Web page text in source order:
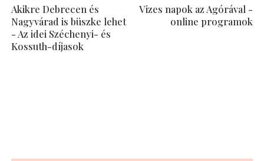
Akikre Debrecen és
Nagyvárad is büszke lehet
- Az idei Széchenyi- és
Kossuth-díjasok
Vizes napok az Agórával -
online programok